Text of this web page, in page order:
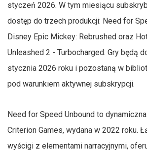
styczeń 2026. W tym miesiącu
dostęp do trzech produkcji: Need for
Disney Epic Mickey: Rebrushed oraz
Unleashed 2 - Turbocharged. Gry będą
stycznia 2026 roku i pozostaną w
pod warunkiem aktywnej subskrypcji.
Need for Speed Unbound to
Criterion Games, wydana w 2022 roku.
wyścigi z elementami narracyjnymi,